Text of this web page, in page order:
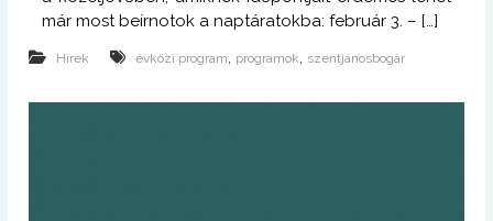
már most beírnotok a naptáratokba: február 3. – […]
Hírek évközi program programok szentjánosbogár